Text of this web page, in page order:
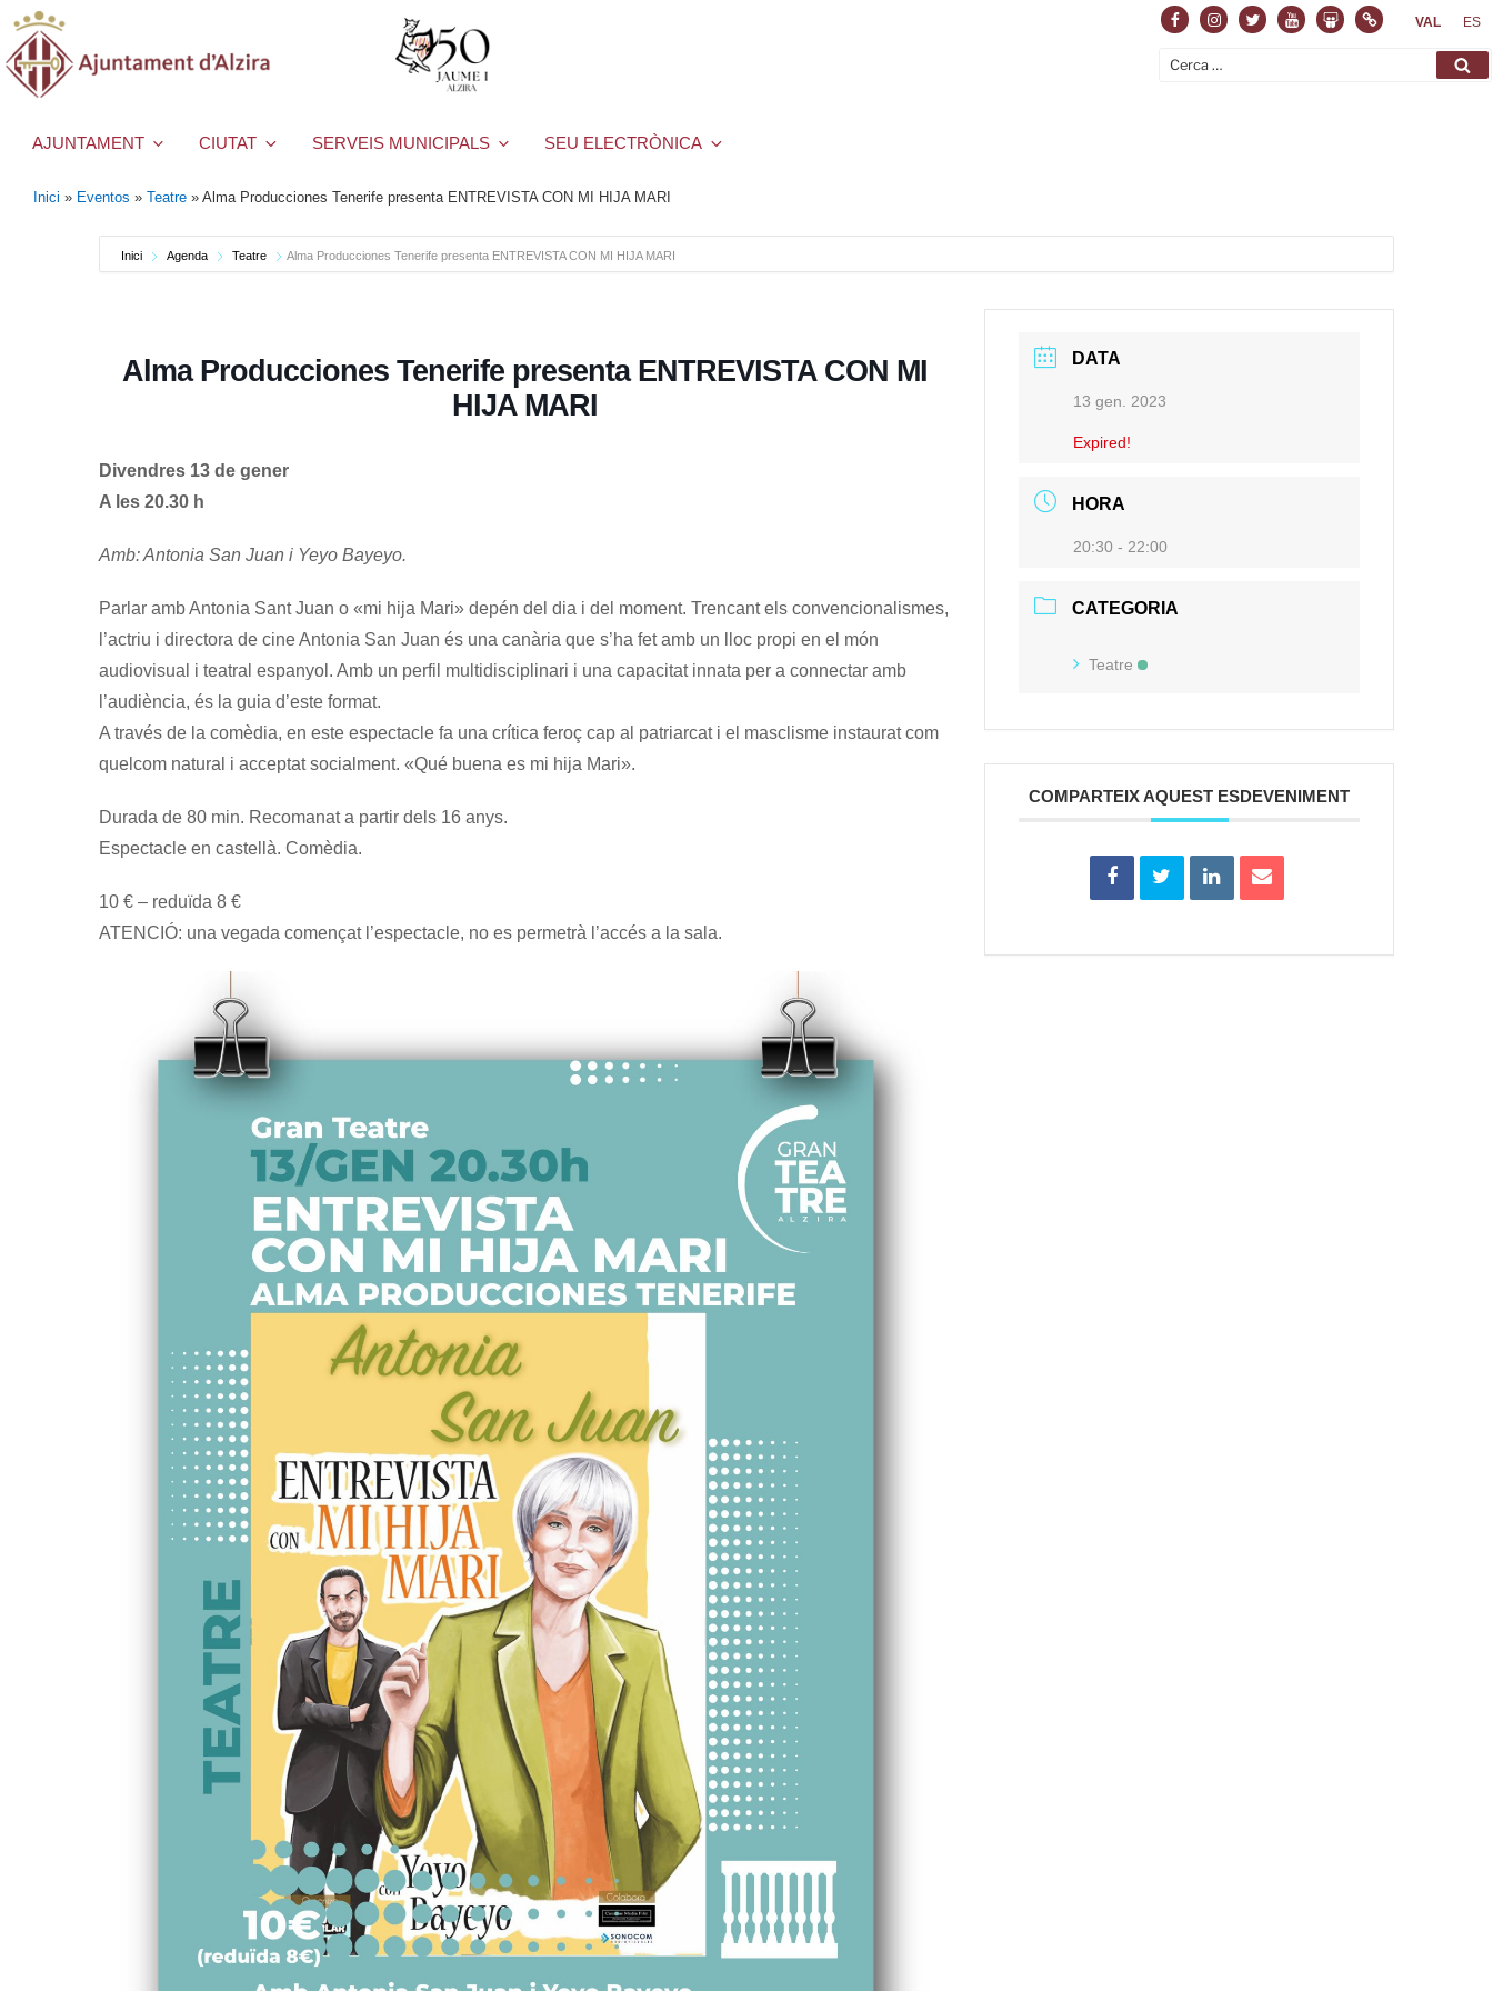
FacebookInstagram
TwitterYoutubeSlideshare
NormasVAL ES
Cerca:
AJUNTAMENT CIUTAT SERVEIS MUNICIPALS SEU ELECTRÒNICA
Inici » Eventos » Teatre » Alma Producciones Tenerife presenta ENTREVISTA CON MI HIJA MARI
Inici Agenda Teatre Alma Producciones Tenerife presenta ENTREVISTA CON MI HIJA MARI
Alma Producciones Tenerife presenta ENTREVISTA CON MI
HIJA MARI
Divendres 13 de gener
A les 20.30 h
Amb: Antonia San Juan i Yeyo Bayeyo.
Parlar amb Antonia Sant Juan o «mi hija Mari» depén del dia i del moment. Trencant els convencionalismes,
l’actriu i directora de cine Antonia San Juan és una canària que s’ha fet amb un lloc propi en el món
audiovisual i teatral espanyol. Amb un perfil multidisciplinari i una capacitat innata per a connectar amb
l’audiència, és la guia d’este format.
A través de la comèdia, en este espectacle fa una crítica feroç cap al patriarcat i el masclisme instaurat com
quelcom natural i acceptat socialment. «Qué buena es mi hija Mari».
Durada de 80 min. Recomanat a partir dels 16 anys.
Espectacle en castellà. Comèdia.
10 € – reduïda 8 €
ATENCIÓ: una vegada començat l’espectacle, no es permetrà l’accés a la sala.
DATA
13 gen. 2023
Expired!
HORA
20:30 - 22:00
CATEGORIA
Teatre
COMPARTEIX AQUEST ESDEVENIMENT